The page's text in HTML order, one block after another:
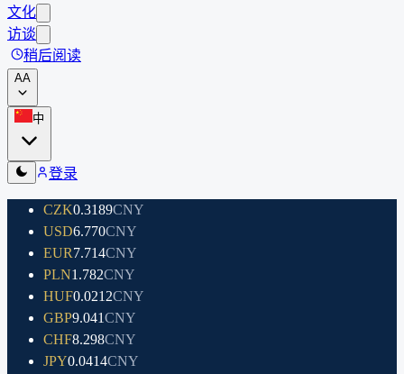
文化
访谈
稍后阅读
AA
中
登录
CZK0.3189CNY
USD6.770CNY
EUR7.714CNY
PLN1.782CNY
HUF0.0212CNY
GBP9.041CNY
CHF8.298CNY
JPY0.0414CNY